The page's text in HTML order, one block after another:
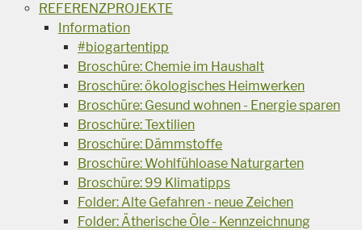
REFERENZPROJEKTE
Information
#biogartentipp
Broschüre: Chemie im Haushalt
Broschüre: ökologisches Heimwerken
Broschüre: Gesund wohnen - Energie sparen
Broschüre: Textilien
Broschüre: Dämmstoffe
Broschüre: Wohlfühloase Naturgarten
Broschüre: 99 Klimatipps
Folder: Alte Gefahren - neue Zeichen
Folder: Ätherische Öle - Kennzeichnung